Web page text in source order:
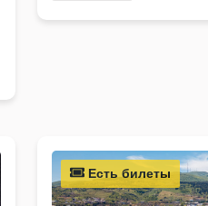
Есть билеты